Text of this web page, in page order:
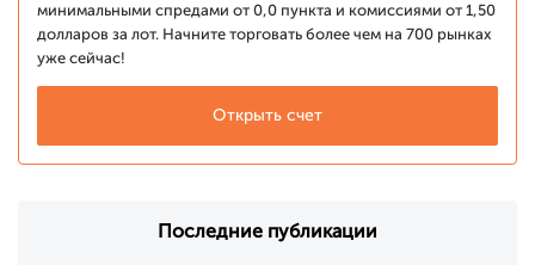
минимальными спредами от 0,0 пункта и комиссиями от 1,50
долларов за лот. Начните торговать более чем на 700 рынках
уже сейчас!
Открыть счет
Последние публикации